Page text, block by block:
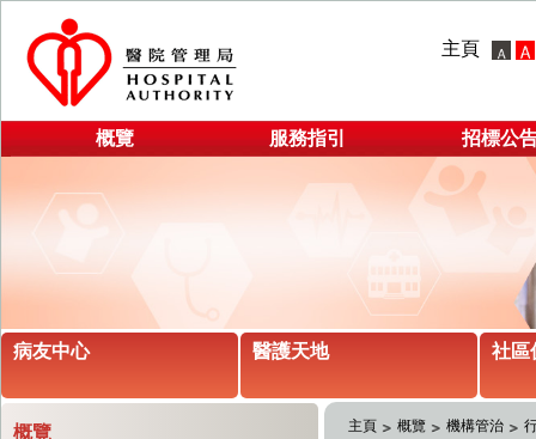
主頁
概覽 服務指引 招標公
病友中心 醫護天地 社區
概覽 主頁 概覽 機構管治